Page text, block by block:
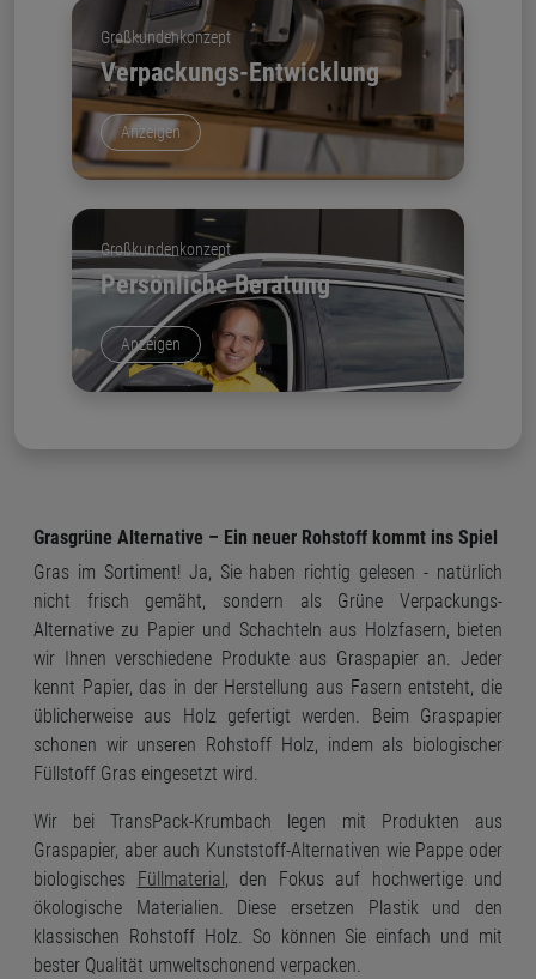
Großkundenkonzept
Verpackungs-Entwicklung
Anzeigen
Großkundenkonzept
Persönliche Beratung
Anzeigen
Grasgrüne Alternative – Ein neuer Rohstoff kommt ins Spiel
Gras im Sortiment! Ja, Sie haben richtig gelesen - natürlich
nicht frisch gemäht, sondern als Grüne Verpackungs-
Alternative zu Papier und Schachteln aus Holzfasern, bieten
wir Ihnen verschiedene Produkte aus Graspapier an. Jeder
kennt Papier, das in der Herstellung aus Fasern entsteht, die
üblicherweise aus Holz gefertigt werden. Beim Graspapier
schonen wir unseren Rohstoff Holz, indem als biologischer
Füllstoff Gras eingesetzt wird.
Wir bei TransPack-Krumbach legen mit Produkten aus
Graspapier, aber auch Kunststoff-Alternativen wie Pappe oder
biologisches
Füllmaterial , den Fokus auf hochwertige und
ökologische Materialien. Diese ersetzen Plastik und den
klassischen Rohstoff Holz. So können Sie einfach und mit
bester Qualität umweltschonend verpacken.